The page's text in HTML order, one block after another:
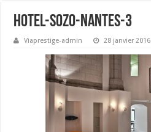
hotel-sozo-nantes-3
Viaprestige-admin 28 janvier 2016